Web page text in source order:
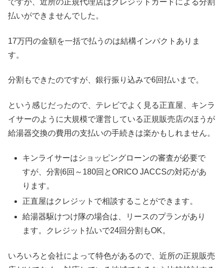
ですが、近所の正規代理店はクレジットカードによる分割
払いができませんでした。
17万円の金額を一括で払うのは結構インパクトありま
す。
分割もできたのですが、銀行振り込みで6回払いまで。
という感じだったので、テレビでよく見る正直屋、キンラ
イサーのように大規模で運営している正規販売店のほうが
給湯器交換の費用の支払いの手続きは楽かもしれません。
キンライサーはショッピングローンの審査が必要で
すが、分割6回～180回とORICO JACCSの対応があ
ります。
正直屋はクレジットで相談することができます。
給湯器駆けつけ隊の場合は、リースのプランがあり
ます。クレジット払いで24回分割もOK。
いろいろと会社によって特色があるので、近所の正規販売